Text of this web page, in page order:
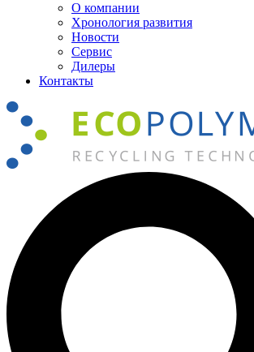
О компании
Хронология развития
Новости
Сервис
Дилеры
Контакты